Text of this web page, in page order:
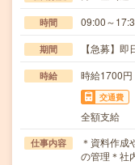
時間 09:00～
期間 【急募】
時給 時給1700円
交通費
全額支給
仕事内容
＊資料作成
の管理＊社